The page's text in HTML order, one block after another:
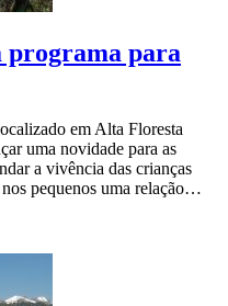
programa para
em Alta Floresta
uma novidade para as
a vivência das crianças
pequenos uma relação…